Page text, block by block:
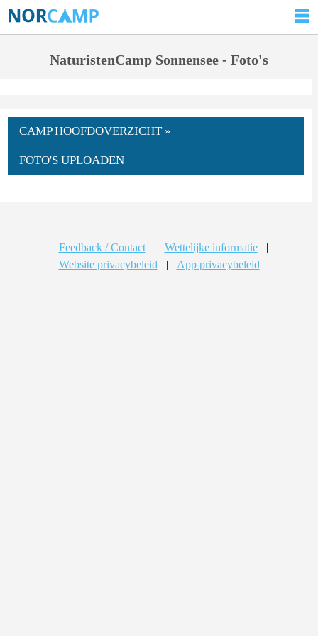
NaturistenCamp Sonnensee - Foto's
CAMP HOOFDOVERZICHT »
FOTO'S UPLOADEN
Feedback / Contact | Wettelijke informatie
|
Website privacybeleid
| App privacybeleid